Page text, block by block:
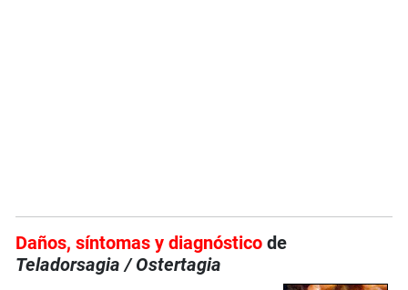
Daños, síntomas y diagnóstico de
Teladorsagia/ Ostertagia